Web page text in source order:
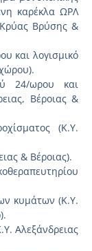
καρέκλα ΩΡΛ
Βρύσης &
και λογισμικό
24/ωρου και
Βέροιας &
(Κ.Υ.
& Βέροιας).
κυμάτων (Κ.Υ.
Αλεξάνδρειας